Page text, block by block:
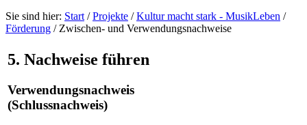
Sie sind hier: Start/Projekte /Kultur macht stark - MusikLeben /
Förderung /Zwischen- und Verwendungsnachweise
5. Nachweise führen
Verwendungsnachweis
(Schlussnachweis)